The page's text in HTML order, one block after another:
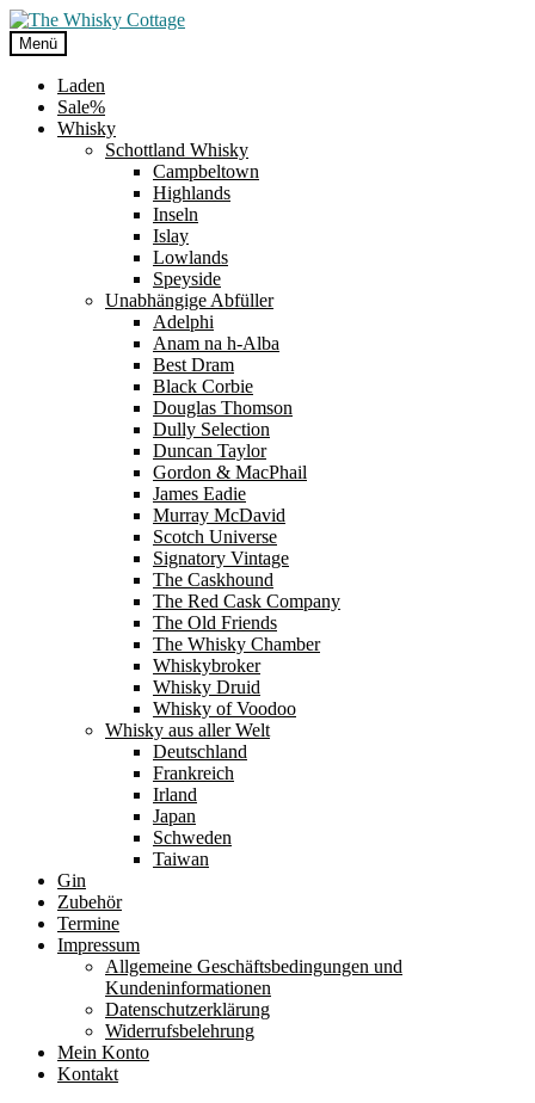
Zur
Navigation
springen
Zum
Inhalt
springen
Menü
Laden
Sale%
Whisky
Schottland Whisky
Campbeltown
Highlands
Inseln
Islay
Lowlands
Speyside
Unabhängige Abfüller
Adelphi
Anam na h-Alba
Best Dram
Black Corbie
Douglas Thomson
Dully Selection
Duncan Taylor
Gordon & MacPhail
James Eadie
Murray McDavid
Scotch Universe
Signatory Vintage
The Caskhound
The Red Cask Company
The Old Friends
The Whisky Chamber
Whiskybroker
Whisky Druid
Whisky of Voodoo
Whisky aus aller Welt
Deutschland
Frankreich
Irland
Japan
Schweden
Taiwan
Gin
Zubehör
Termine
Impressum
Allgemeine Geschäftsbedingungen und
Kundeninformationen
Datenschutzerklärung
Widerrufsbelehrung
Mein Konto
Kontakt